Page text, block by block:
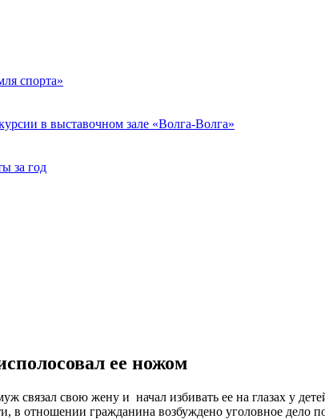
спорта»
в выставочном зале «Волга-Волга»
за год
ее ножом
свою жену и начал избивать ее на глазах у
отношении гражданина возбуждено уголовное дело